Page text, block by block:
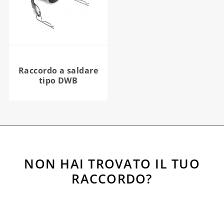
Raccordo a saldare
tipo DWB
NON HAI TROVATO IL TUO
RACCORDO?